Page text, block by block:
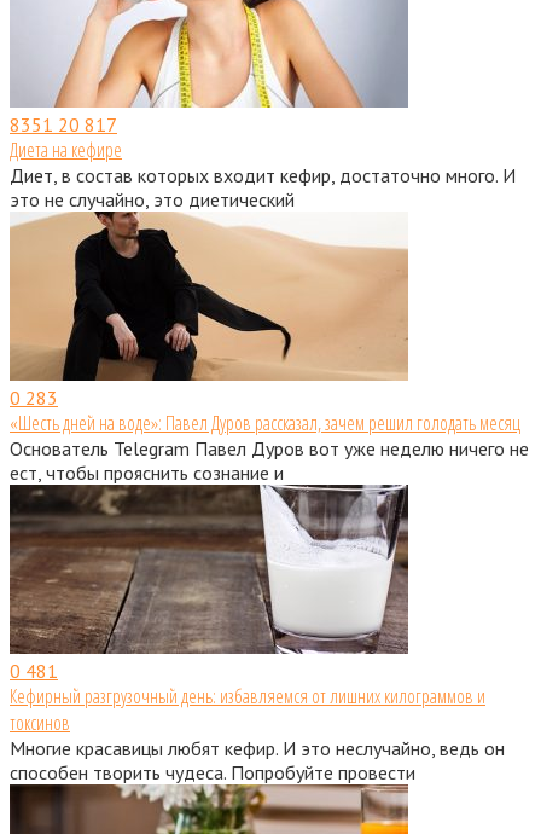
8351 20 817
Диета на кефире
Диет, в состав которых входит кефир, достаточно много. И
это не случайно, это диетический
0 283
«Шесть дней на воде»: Павел Дуров рассказал, зачем решил голодать месяц
Основатель Telegram Павел Дуров вот уже неделю ничего не
ест, чтобы прояснить сознание и
0 481
Кефирный разгрузочный день: избавляемся от лишних килограммов и
токсинов
Многие красавицы любят кефир. И это неслучайно, ведь он
способен творить чудеса. Попробуйте провести